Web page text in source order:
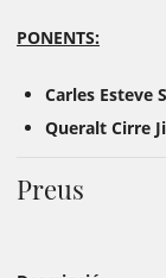
PONENTS:
Carles Esteve
Queralt Cirre
Preus